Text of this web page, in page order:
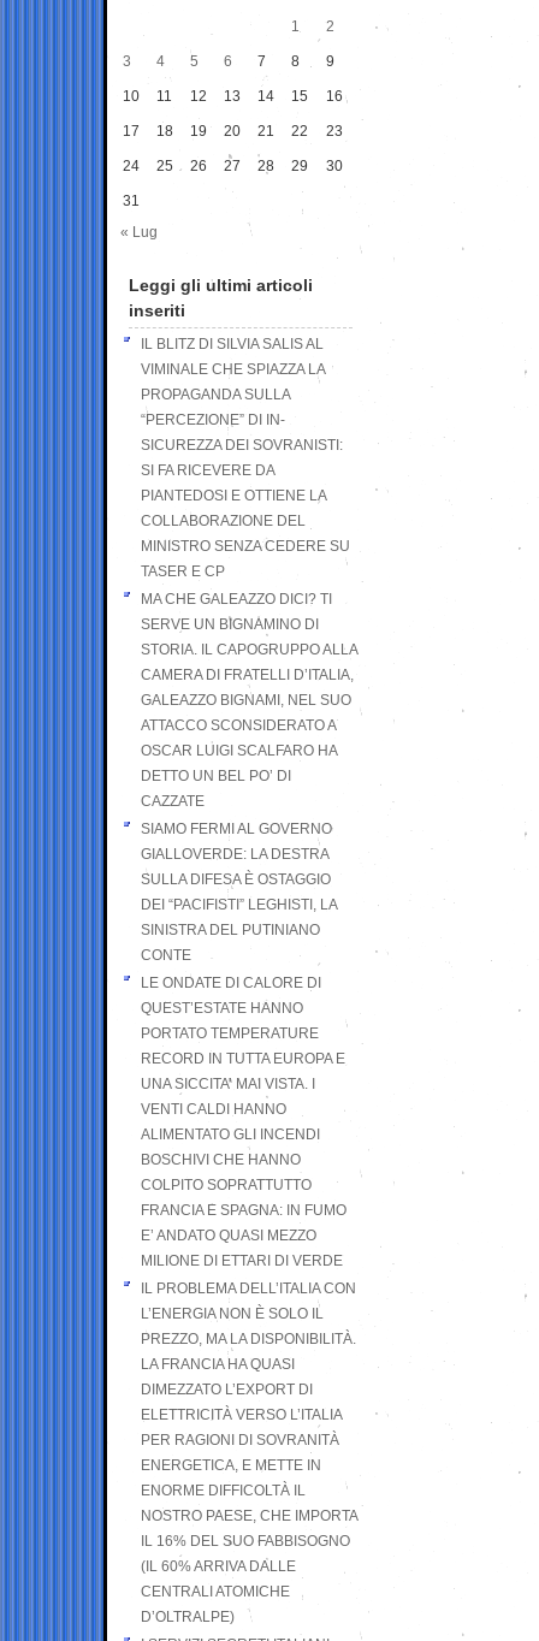
1
2
3 4 5 6 7 8 9
10 11 12 13 14 15 16
17 18 19 20 21 22 23
24 25 26 27 28 29 30
31
« Lug
Leggi gli ultimi articoli
inseriti
IL BLITZ DI SILVIA SALIS AL
VIMINALE CHE SPIAZZA LA
PROPAGANDA SULLA
“PERCEZIONE” DI IN-
SICUREZZA DEI SOVRANISTI:
SI FA RICEVERE DA
PIANTEDOSI E OTTIENE LA
COLLABORAZIONE DEL
MINISTRO SENZA CEDERE SU
TASER E CP
MA CHE GALEAZZO DICI? TI
SERVE UN BIGNAMINO DI
STORIA. IL CAPOGRUPPO ALLA
CAMERA DI FRATELLI D’ITALIA,
GALEAZZO BIGNAMI, NEL SUO
ATTACCO SCONSIDERATO A
OSCAR LUIGI SCALFARO HA
DETTO UN BEL PO’ DI
CAZZATE
SIAMO FERMI AL GOVERNO
GIALLOVERDE: LA DESTRA
SULLA DIFESA È OSTAGGIO
DEI “PACIFISTI” LEGHISTI, LA
SINISTRA DEL PUTINIANO
CONTE
LE ONDATE DI CALORE DI
QUEST’ESTATE HANNO
PORTATO TEMPERATURE
RECORD IN TUTTA EUROPA E
UNA SICCITA’ MAI VISTA. I
VENTI CALDI HANNO
ALIMENTATO GLI INCENDI
BOSCHIVI CHE HANNO
COLPITO SOPRATTUTTO
FRANCIA E SPAGNA: IN FUMO
E’ ANDATO QUASI MEZZO
MILIONE DI ETTARI DI VERDE
IL PROBLEMA DELL’ITALIA CON
L’ENERGIA NON È SOLO IL
PREZZO, MA LA DISPONIBILITÀ.
LA FRANCIA HA QUASI
DIMEZZATO L’EXPORT DI
ELETTRICITÀ VERSO L’ITALIA
PER RAGIONI DI SOVRANITÀ
ENERGETICA, E METTE IN
ENORME DIFFICOLTÀ IL
NOSTRO PAESE, CHE IMPORTA
IL 16% DEL SUO FABBISOGNO
(IL 60% ARRIVA DALLE
CENTRALI ATOMICHE
D’OLTRALPE)